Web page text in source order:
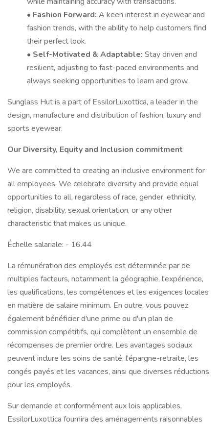
• Fashion Forward: A keen interest in eyewear and
fashion trends, with the ability to help customers find
their perfect look.
• Self-Motivated & Adaptable: Stay driven and
resilient, adjusting to fast-paced environments and
always seeking opportunities to learn and grow.
Sunglass Hut is a part of EssilorLuxottica, a leader in the
design, manufacture and distribution of fashion, luxury and
sports eyewear.
Our Diversity, Equity and Inclusion commitment
We are committed to creating an inclusive environment for
all employees. We celebrate diversity and provide equal
opportunities to all, regardless of race, gender, ethnicity,
religion, disability, sexual orientation, or any other
characteristic that makes us unique.
Échelle salariale: - 16.44
La rémunération des employés est déterminée par de
multiples facteurs, notamment la géographie, l'expérience,
les qualifications, les compétences et les exigences locales
en matière de salaire minimum. En outre, vous pouvez
également bénéficier d'une prime ou d'un plan de
commission compétitifs, qui complètent un ensemble de
récompenses de premier ordre. Les avantages sociaux
peuvent inclure les soins de santé, l'épargne-retraite, les
congés payés et les vacances, ainsi que diverses réductions
pour les employés.
Sur demande et conformément aux lois applicables,
EssilorLuxottica fournira des aménagements raisonnables